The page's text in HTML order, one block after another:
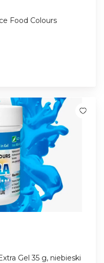
Food Colours
Gel 35 g, niebieski